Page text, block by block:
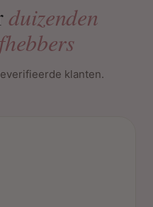
duizenden
klanten.